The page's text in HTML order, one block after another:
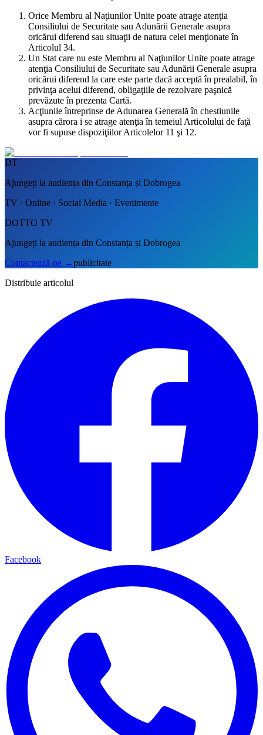
Orice Membru al Naţiunilor Unite poate atrage atenţia
Consiliului de Securitate sau Adunării Generale asupra
oricărui diferend sau situaţii de natura celei menţionate în
Articolul 34.
Un Stat care nu este Membru al Naţiunilor Unite poate atrage
atenţia Consiliului de Securitate sau Adunării Generale asupra
oricărui diferend la care este parte dacă acceptă în prealabil, în
privinţa acelui diferend, obligaţiile de rezolvare paşnică
prevăzute în prezenta Cartă.
Acţiunile întreprinse de Adunarea Generală în chestiunile
asupra cărora i se atrage atenţia în temeiul Articolului de faţă
vor fi supuse dispoziţiilor Articolelor 11 şi 12.
DT
Ajungeți la audiența din Constanța și Dobrogea
TV · Online · Social Media · Evenimente
DOTTO TV
Ajungeți la audiența din Constanța și Dobrogea
Contactează-ne →publicitate
Distribuie articolul
Facebook